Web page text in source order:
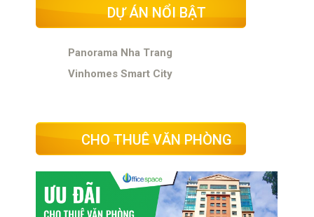
DỰ ÁN NỔI BẬT
Panorama Nha Trang
Vinhomes Smart City
CHO THUÊ VĂN PHÒNG